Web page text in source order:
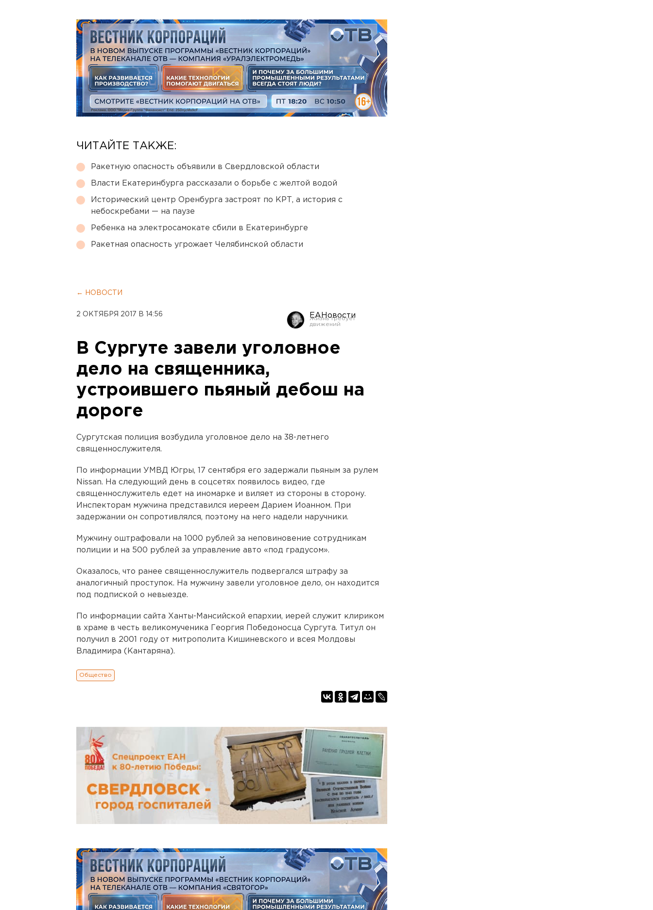
ЧИТАЙТЕ ТАКЖЕ:
Ракетную опасность объявили в Свердловской области
Власти Екатеринбурга рассказали о борьбе с желтой водой
Исторический центр Оренбурга застроят по КРТ, а история с
небоскребами — на паузе
Ребенка на электросамокате сбили в Екатеринбурге
Ракетная опасность угрожает Челябинской области
← НОВОСТИ
2 ОКТЯБРЯ 2017 В 14:56 ЕАНовости
В Сургуте завели уголовное
дело на священника,
устроившего пьяный дебош на
дороге
Сургутская полиция возбудила уголовное дело на 38-летнего
священнослужителя.
По информации УМВД Югры, 17 сентября его задержали пьяным за рулем
Nissan. На следующий день в соцсетях появилось видео, где
священнослужитель едет на иномарке и виляет из стороны в сторону.
Инспекторам мужчина представился иереем Дарием Иоанном. При
задержании он сопротивлялся, поэтому на него надели наручники.
Мужчину оштрафовали на 1000 рублей за неповиновение сотрудникам
полиции и на 500 рублей за управление авто «под градусом».
Оказалось, что ранее священнослужитель подвергался штрафу за
аналогичный проступок. На мужчину завели уголовное дело, он находится
под подпиской о невыезде.
По информации сайта Ханты-Мансийской епархии, иерей служит клириком
в храме в честь великомученика Георгия Победоносца Сургута. Титул он
получил в 2001 году от митрополита Кишиневского и всея Молдовы
Владимира (Кантаряна).
Общество